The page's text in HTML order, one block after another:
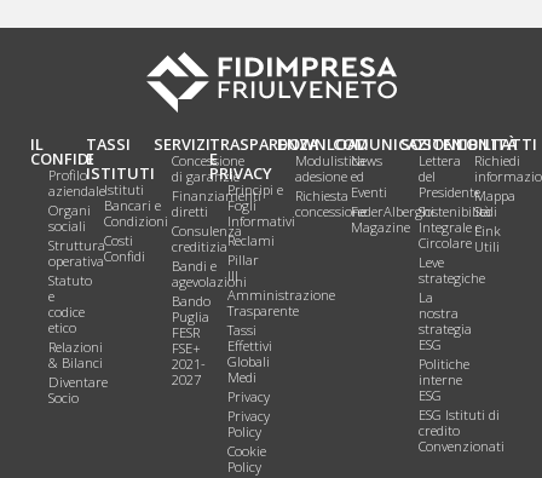
IL
CONFIDI
Profilo
aziendale
Organi
sociali
Struttura
operativa
Statuto
e
codice
etico
Relazioni
& Bilanci
Diventare
Socio
TASSI
E
ISTITUTI
Istituti
Bancari e
Condizioni
Costi
Confidi
SERVIZI
Concessione
di garanzie
Finanziamenti
diretti
Consulenza
creditizia
Bandi e
agevolazioni
Bando
Puglia
FESR
FSE+
2021-
2027
TRASPARENZA
E
PRIVACY
Principi e
Fogli
Informativi
Reclami
Pillar
III
Amministrazione
Trasparente
Tassi
Effettivi
Globali
Medi
Privacy
Privacy
Policy
Cookie
Policy
DOWNLOAD
Modulistica
adesione
Richiesta
concessione
COMUNICAZIONI
News
ed
Eventi
FederAlberghi
Magazine
SOSTENIBILITÀ
Lettera
del
Presidente
Sostenibilità
Integrale e
Circolare
Leve
strategiche
La
nostra
strategia
ESG
Politiche
interne
ESG
ESG Istituti di
credito
Convenzionati
CONTATTI
Richiedi
Mappa
Sedi
Link
Utili